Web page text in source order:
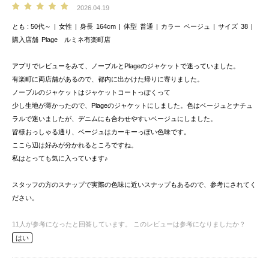
2026.04.19
とも 50代～ 女性 身長 164cm 体型 普通 カラー ベージュ サイズ 38
購入店舗 Plage ルミネ有楽町店
アプリでレビューをみて、ノーブルとPlageのジャケットで迷っていました。
有楽町に両店舗があるので、都内に出かけた帰りに寄りました。
ノーブルのジャケットはジャケットコートっぽくって
少し生地が薄かったので、Plageのジャケットにしました。色はベージュとナチュ
ラルで迷いましたが、デニムにも合わせやすいベージュにしました。
皆様おっしゃる通り、ベージュはカーキーっぽい色味です。
ここら辺は好みが分かれるところですね。
私はとっても気に入っています♪
スタッフの方のスナップで実際の色味に近いスナップもあるので、参考にされてく
ださい。
11 人が参考になったと回答しています。
このレビューは参考になりましたか？
はい